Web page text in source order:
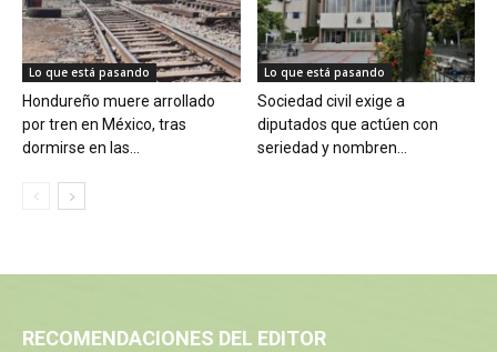
Lo que está pasando
Hondureño muere arrollado
por tren en México, tras
dormirse en las...
Lo que está pasando
Sociedad civil exige a
diputados que actúen con
seriedad y nombren...
RECOMENDACIONES DEL EDITOR